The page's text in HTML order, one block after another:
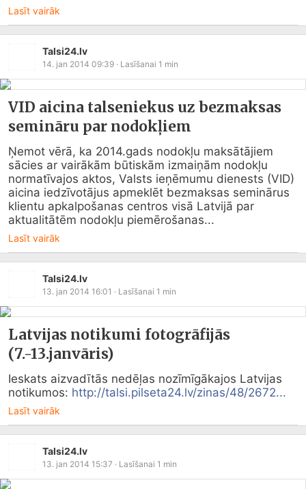
Lasīt vairāk
Talsi24.lv
14. jan 2014 09:39 · Lasīšanai 1 min
VID aicina talseniekus uz bezmaksas
semināru par nodokļiem
Ņemot vērā, ka 2014.gads nodokļu maksātājiem
sācies ar vairākām būtiskām izmaiņām nodokļu
normatīvajos aktos, Valsts ieņēmumu dienests (VID)
aicina iedzīvotājus apmeklēt bezmaksas seminārus
klientu apkalpošanas centros visā Latvijā par
aktualitātēm nodokļu piemērošanas...
Lasīt vairāk
Talsi24.lv
13. jan 2014 16:01 · Lasīšanai 1 min
Latvijas notikumi fotogrāfijās
(7.-13.janvāris)
Ieskats aizvadītās nedēļas nozīmīgākajos Latvijas
notikumos: http://talsi.pilseta24.lv/zinas/48/2672...
Lasīt vairāk
Talsi24.lv
13. jan 2014 15:37 · Lasīšanai 1 min